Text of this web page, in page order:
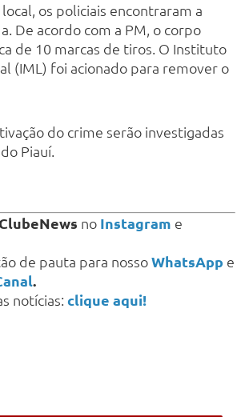
os policiais encontraram a
De acordo com a PM, o corpo
de 10 marcas de tiros. O Instituto
(IML) foi acionado para remover o
do crime serão investigadas
Piauí.
ClubeNews no Instagram e
de pauta para nossoWhatsApp e
.
notícias: clique aqui!